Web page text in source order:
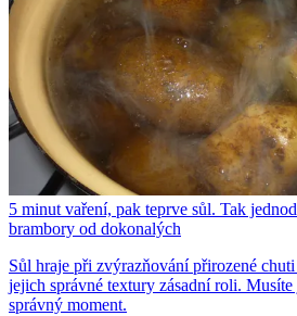
5 minut vaření, pak teprve sůl. Tak
brambory od dokonalých
Sůl hraje při zvýrazňování přirozené
jejich správné textury zásadní roli.
správný moment.